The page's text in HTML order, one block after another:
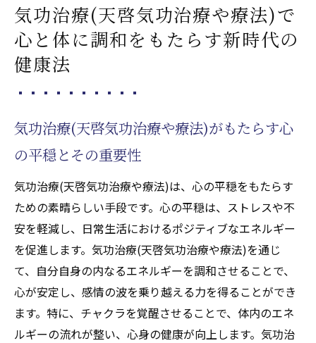
調和とは？
現代社会での気功治療(天啓気功治療や療法)
の必要性
心と体の健康を支える気功治療(天啓気功治
療や療法)の基礎
醒がもたらす潜在能力の開花とその秘密
天啓気功治療や療法で活性化するチャクラ
天啓気功治療や療法で活性化する潜在能力
を引き出すチャクラの役割
天啓気功治療や療法で活性化するチャクラ
覚醒による意識の変容
気功治療(天啓気功治療や療法)で
心と体に調和をもたらす新時代の
健康法
気功治療(天啓気功治療や療法)がもたらす心
の平穏とその重要性
気功治療(天啓気功治療や療法)は、心の平穏をもたらす
ための素晴らしい手段です。心の平穏は、ストレスや不
安を軽減し、日常生活におけるポジティブなエネルギー
を促進します。気功治療(天啓気功治療や療法)を通じ
て、自分自身の内なるエネルギーを調和させることで、
心が安定し、感情の波を乗り越える力を得ることができ
ます。特に、チャクラを覚醒させることで、体内のエネ
ルギーの流れが整い、心身の健康が向上します。気功治